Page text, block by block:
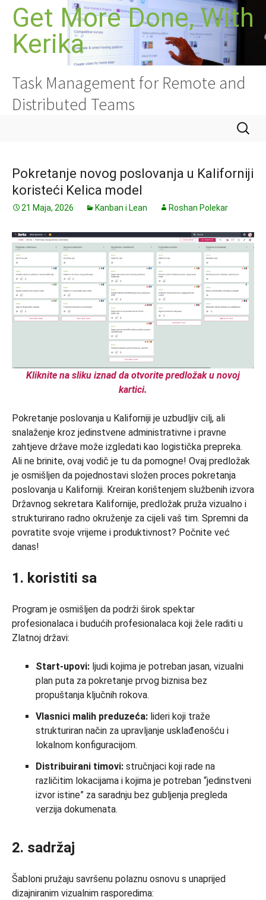
sadržaj
Get More Done, With
Kerika
Task Management for Remote and
Distributed Teams
Pokretanje novog poslovanja u Kaliforniji
koristeći Kelica model
21 Maja, 2026 Kanban i Lean Roshan Polekar
Kliknite na sliku iznad da otvorite predložak u novoj
kartici.
Pokretanje poslovanja u Kaliforniji je uzbudljiv cilj, ali
snalaženje kroz jedinstvene administrativne i pravne
zahtjeve države može izgledati kao logistička prepreka.
Ali ne brinite, ovaj vodič je tu da pomogne! Ovaj predložak
je osmišljen da pojednostavi složen proces pokretanja
poslovanja u Kaliforniji. Kreiran korištenjem službenih izvora
Državnog sekretara Kalifornije, predložak pruža vizualno i
strukturirano radno okruženje za cijeli vaš tim. Spremni da
povratite svoje vrijeme i produktivnost? Počnite već
danas!
1. koristiti sa
Program je osmišljen da podrži širok spektar
profesionalaca i budućih profesionalaca koji žele raditi u
Zlatnoj državi:
Start-upovi: ljudi kojima je potreban jasan, vizualni
plan puta za pokretanje prvog biznisa bez
propuštanja ključnih rokova.
Vlasnici malih preduzeća: lideri koji traže
strukturiran način za upravljanje usklađenošću i
lokalnom konfiguracijom.
Distribuirani timovi: stručnjaci koji rade na
različitim lokacijama i kojima je potreban “jedinstveni
izvor istine” za saradnju bez gubljenja pregleda
verzija dokumenata.
2. sadržaj
Šabloni pružaju savršenu polaznu osnovu s unaprijed
dizajniranim vizualnim rasporedima: